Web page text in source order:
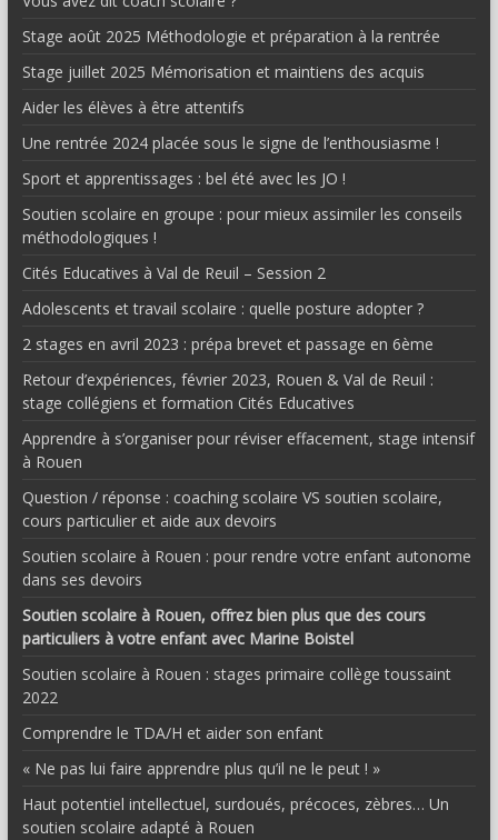
Stage août 2025 Méthodologie et préparation à la rentrée
Stage juillet 2025 Mémorisation et maintiens des acquis
Aider les élèves à être attentifs
Une rentrée 2024 placée sous le signe de l’enthousiasme !
Sport et apprentissages : bel été avec les JO !
Soutien scolaire en groupe : pour mieux assimiler les conseils
méthodologiques !
Cités Educatives à Val de Reuil – Session 2
Adolescents et travail scolaire : quelle posture adopter ?
2 stages en avril 2023 : prépa brevet et passage en 6ème
Retour d’expériences, février 2023, Rouen & Val de Reuil :
stage collégiens et formation Cités Educatives
Apprendre à s’organiser pour réviser effacement, stage intensif
à Rouen
Question / réponse : coaching scolaire VS soutien scolaire,
cours particulier et aide aux devoirs
Soutien scolaire à Rouen : pour rendre votre enfant autonome
dans ses devoirs
Soutien scolaire à Rouen, offrez bien plus que des cours
particuliers à votre enfant avec Marine Boistel
Soutien scolaire à Rouen : stages primaire collège toussaint
2022
Comprendre le TDA/H et aider son enfant
« Ne pas lui faire apprendre plus qu’il ne le peut ! »
Haut potentiel intellectuel, surdoués, précoces, zèbres… Un
soutien scolaire adapté à Rouen